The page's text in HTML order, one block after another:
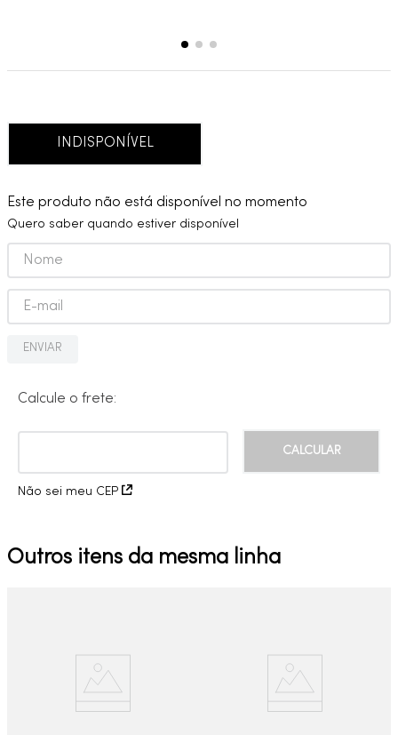
INDISPONÍVEL
Este produto não está disponível no momento
Quero saber quando estiver disponível
ENVIAR
Calcule o frete:
Não sei meu CEP
Outros itens da mesma linha